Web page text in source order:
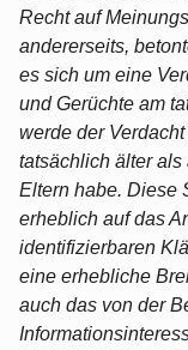
Recht auf
andererseits,
es sich um eine
und Gerüchte am
werde der
tatsächlich älter
Eltern habe. Diese
erheblich auf das
identifizierbaren
eine erhebliche
auch das von der